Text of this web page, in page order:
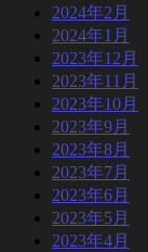
2024年2月
2024年1月
2023年12月
2023年11月
2023年10月
2023年9月
2023年8月
2023年7月
2023年6月
2023年5月
2023年4月